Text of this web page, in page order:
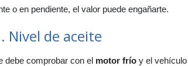
o en pendiente, el valor puede engañarte.
Nivel de aceite
debe comprobar con el motor fríoy el vehículo